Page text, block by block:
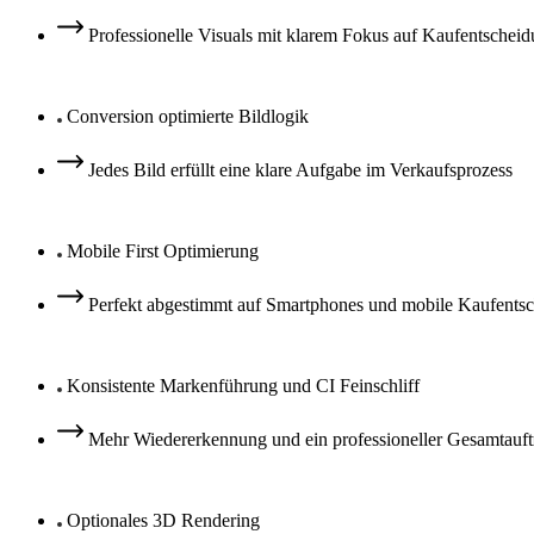
Professionelle Visuals mit klarem Fokus auf
Conversion optimierte Bildlogik
Jedes Bild erfüllt eine klare Aufgabe im Verkaufsprozess
Mobile First Optimierung
Perfekt abgestimmt auf Smartphones und mobile
Konsistente Markenführung und CI Feinschliff
Mehr Wiedererkennung und ein professioneller
Optionales 3D Rendering